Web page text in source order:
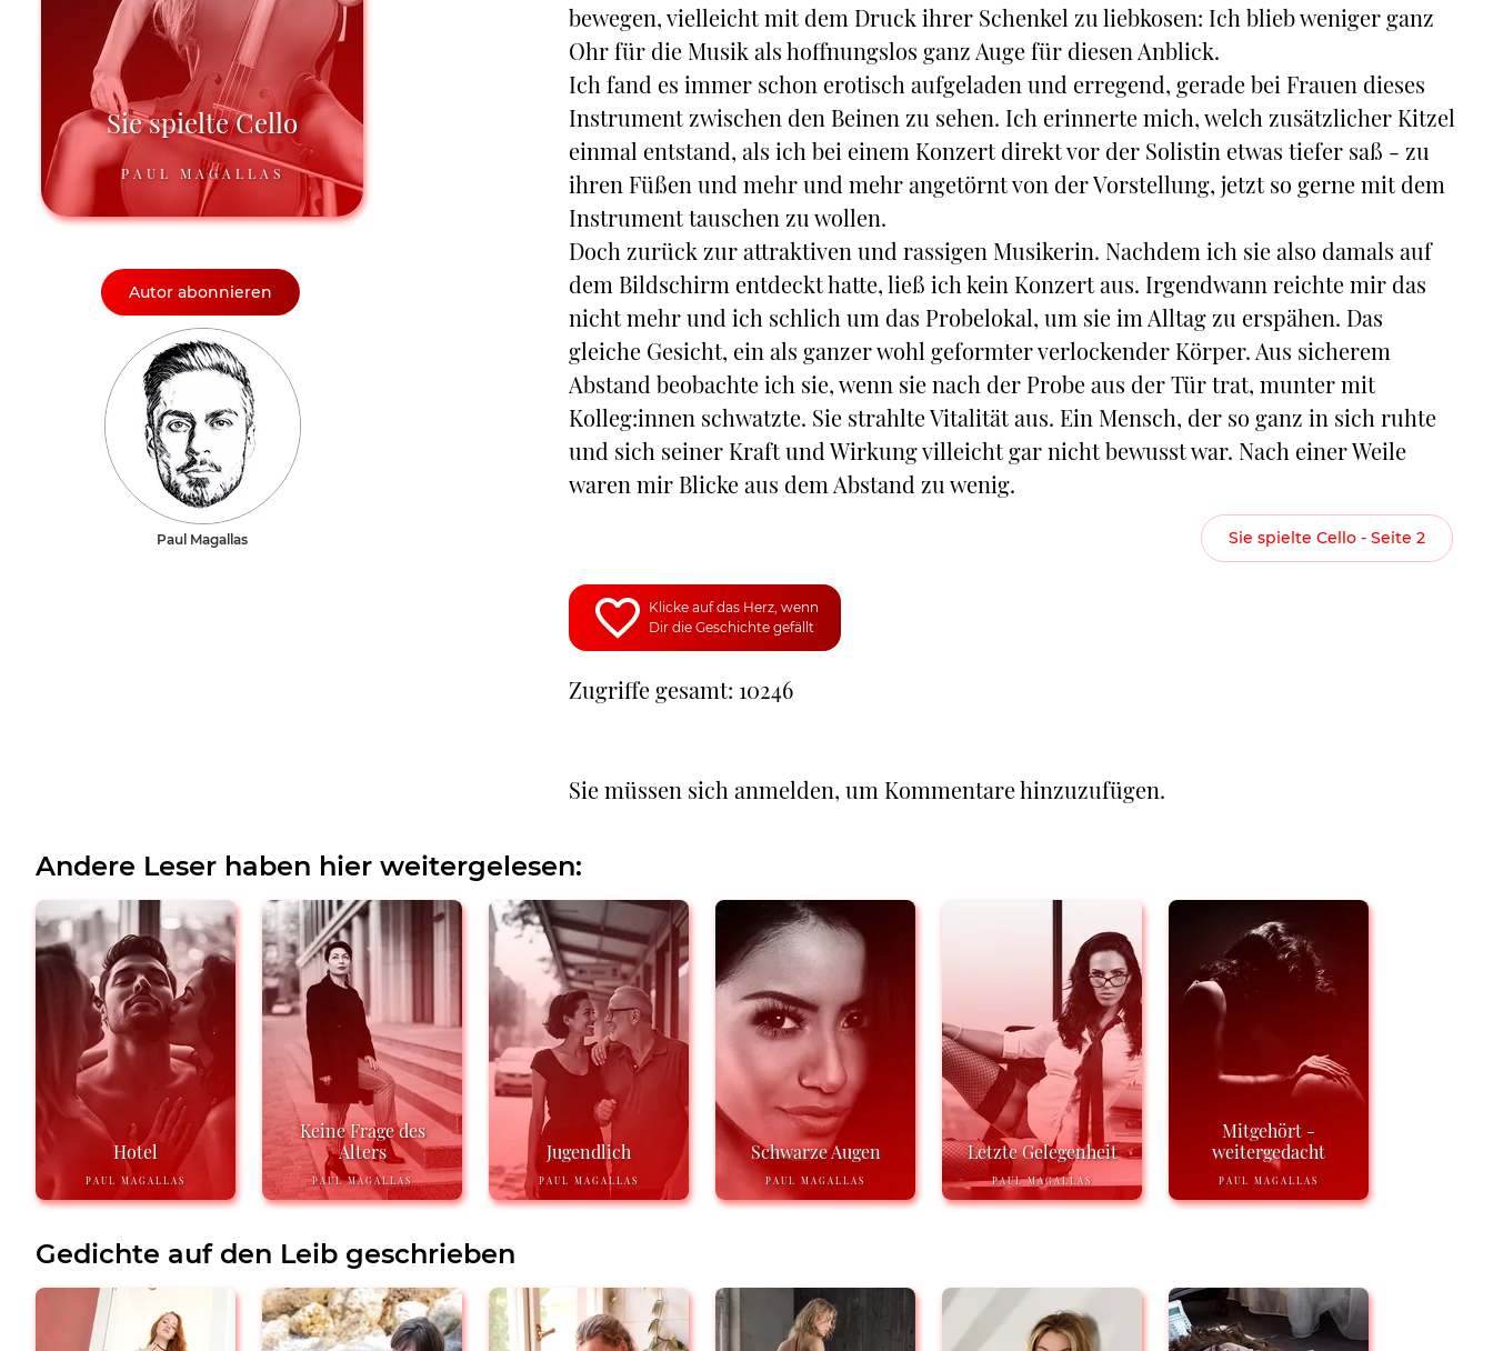
Sie spielte Cello
PAUL MAGALLAS
Autor abonnieren
Paul Magallas
bewegen, vielleicht mit dem Druck ihrer Schenkel zu liebkosen: Ich blieb weniger ganz
Ohr für die Musik als hoffnungslos ganz Auge für diesen Anblick.
Ich fand es immer schon erotisch aufgeladen und erregend, gerade bei Frauen dieses
Instrument zwischen den Beinen zu sehen. Ich erinnerte mich, welch zusätzlicher Kitzel
einmal entstand, als ich bei einem Konzert direkt vor der Solistin etwas tiefer saß - zu
ihren Füßen und mehr und mehr angetörnt von der Vorstellung, jetzt so gerne mit dem
Instrument tauschen zu wollen.
Doch zurück zur attraktiven und rassigen Musikerin. Nachdem ich sie also damals auf
dem Bildschirm entdeckt hatte, ließ ich kein Konzert aus. Irgendwann reichte mir das
nicht mehr und ich schlich um das Probelokal, um sie im Alltag zu erspähen. Das
gleiche Gesicht, ein als ganzer wohl geformter verlockender Körper. Aus sicherem
Abstand beobachte ich sie, wenn sie nach der Probe aus der Tür trat, munter mit
Kolleg:innen schwatzte. Sie strahlte Vitalität aus. Ein Mensch, der so ganz in sich ruhte
und sich seiner Kraft und Wirkung villeicht gar nicht bewusst war. Nach einer Weile
waren mir Blicke aus dem Abstand zu wenig.
Sie spielte Cello - Seite 2
Klicke auf das Herz, wenn
Dir die Geschichte gefällt
Zugriffe gesamt: 10246
Sie müssen sich anmelden, um Kommentare hinzuzufügen.
Andere Leser haben hier weitergelesen:
Hotel
PAUL MAGALLAS
Keine Frage des
Alters
PAUL MAGALLAS
Jugendlich
PAUL MAGALLAS
Schwarze Augen
PAUL MAGALLAS
Letzte Gelegenheit
PAUL MAGALLAS
Mitgehört -
weitergedacht
PAUL MAGALLAS
Gedichte auf den Leib geschrieben